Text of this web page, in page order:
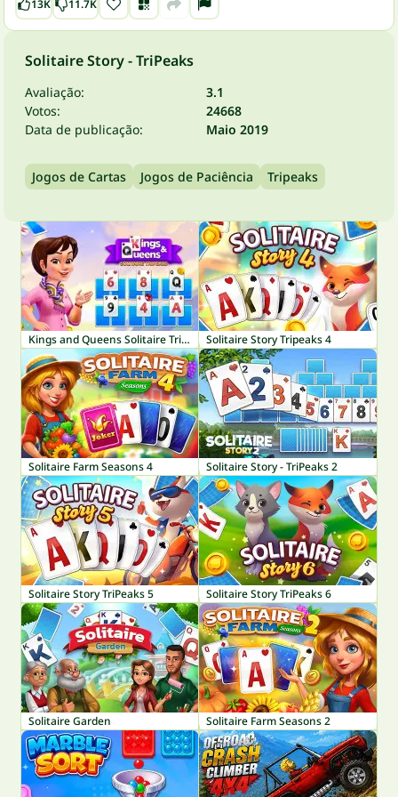
13K 11.7K
Solitaire Story - TriPeaks
Avaliação:
3.1
Votos:
24668
Data de publicação:
Maio 2019
Jogos de Cartas Jogos de Paciência Tripeaks
Kings and Queens Solitaire TriPeaks Solitaire Story Tripeaks 4
Solitaire Farm Seasons 4 Solitaire Story - TriPeaks 2
Solitaire Story TriPeaks 5 Solitaire Story TriPeaks 6
Solitaire Garden Solitaire Farm Seasons 2